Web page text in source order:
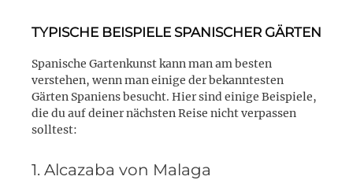
TYPISCHE BEISPIELE SPANISCHER GÄRTEN
Spanische Gartenkunst kann man am besten
verstehen, wenn man einige der bekanntesten
Gärten Spaniens besucht. Hier sind einige Beispiele,
die du auf deiner nächsten Reise nicht verpassen
solltest:
1. Alcazaba von Malaga